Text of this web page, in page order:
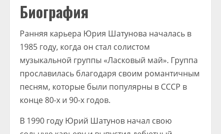
Биография
Ранняя карьера Юрия Шатунова началась в
1985 году, когда он стал солистом
музыкальной группы «Ласковый май». Группа
прославилась благодаря своим романтичным
песням, которые были популярны в СССР в
конце 80-х и 90-х годов.
В 1990 году Юрий Шатунов начал свою